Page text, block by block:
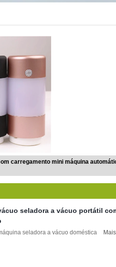
carregamento mini máquina
seladora a vácuo portátil
seladora a vácuo doméstica Mais